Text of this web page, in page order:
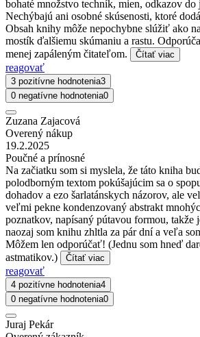
bohaté množstvo techník, mien, odkazov do
Nechýbajú ani osobné skúsenosti, ktoré
Obsah knihy môže nepochybne slúžiť ako
mostík ďalšiemu skúmaniu a rastu.
menej zapáleným čitateľom.
Čítať viac
reagovať
3 pozitívne hodnotenia3
0 negatívne hodnotenia0
Zuzana Zajacová
Overený nákup
19.2.2025
Poučné a prínosné
Na začiatku som si myslela, že táto kniha
polodborným textom pokúšajúcim sa o
dohadov a ezo šarlatánskych názorov, ale
veľmi pekne kondenzovaný abstrakt
poznatkov, napísaný pútavou formou, takže
naozaj som knihu zhltla za pár dní a veľa
Môžem len odporúčať! (Jednu som hneď
astmatikov.)
Čítať viac
reagovať
4 pozitívne hodnotenia4
0 negatívne hodnotenia0
Juraj Pekár